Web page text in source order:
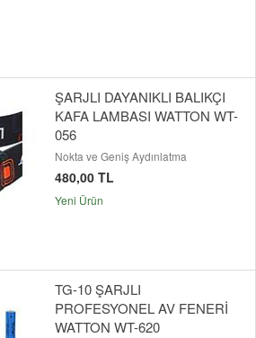
ŞARJLI DAYANIKLI BALIKÇI
KAFA LAMBASI WATTON WT-
056
Nokta ve Geniş Aydınlatma
480,00 TL
Yeni Ürün
TG-10 ŞARJLI
PROFESYONEL AV FENERİ
WATTON WT-620